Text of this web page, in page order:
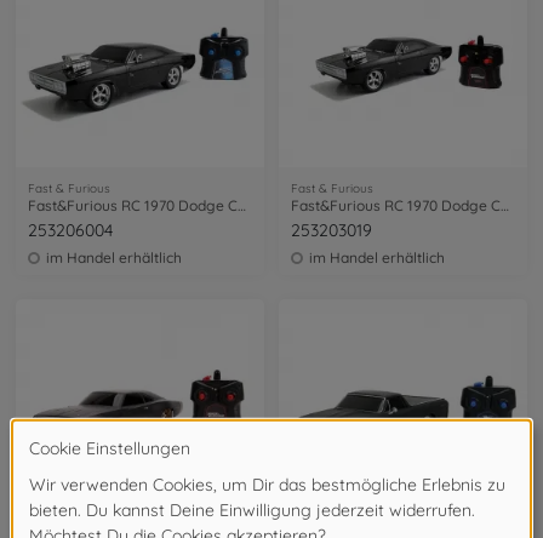
Fast & Furious
Fast&Furious RC 1970 Dodge Charger 1:16
253206004
im Handel erhältlich
Fast & Furious
Fast&Furious RC 1970 Dodge Charger 1:24
253203019
im Handel erhältlich
Fast & Furious Fast & Furious